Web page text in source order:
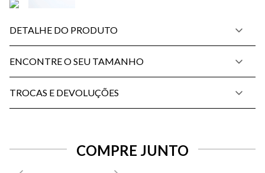
DETALHE DO PRODUTO
ENCONTRE O SEU TAMANHO
TROCAS E DEVOLUÇÕES
COMPRE JUNTO